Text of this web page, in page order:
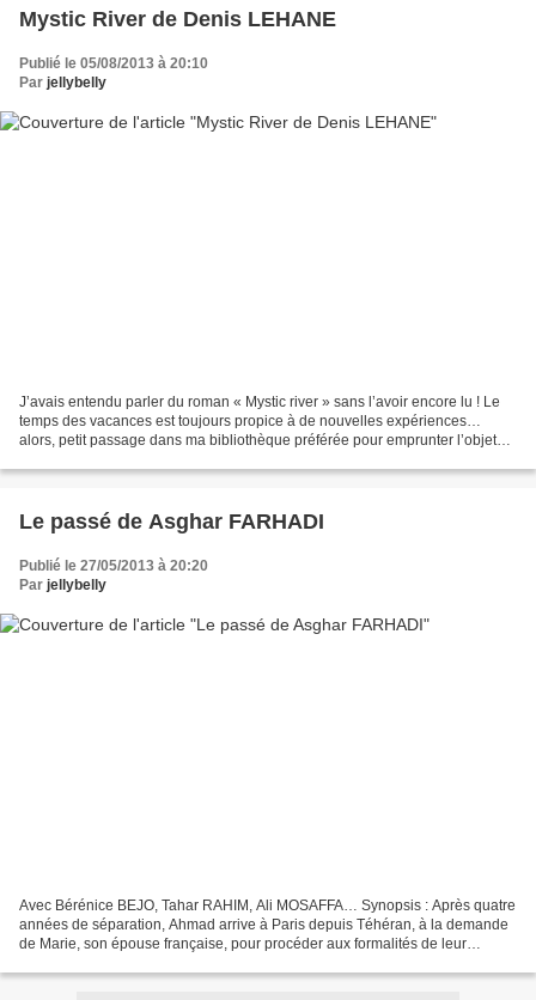
Mystic River de Denis LEHANE
Publié le 05/08/2013 à 20:10
Par jellybelly
J’avais entendu parler du roman « Mystic river » sans l’avoir encore lu ! Le
temps des vacances est toujours propice à de nouvelles expériences…
alors, petit passage dans ma bibliothèque préférée pour emprunter l’objet
Le passé de Asghar FARHADI
Publié le 27/05/2013 à 20:20
Par jellybelly
Avec Bérénice BEJO, Tahar RAHIM, Ali MOSAFFA… Synopsis : Après quatre
années de séparation, Ahmad arrive à Paris depuis Téhéran, à la demande
de Marie, son épouse française, pour procéder aux formalités de leur